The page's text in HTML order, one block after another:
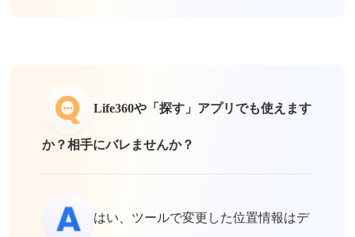
Life360や「探す」アプリでも使えます
か？相手にバレませんか？
はい、ツールで変更した位置情報はデ